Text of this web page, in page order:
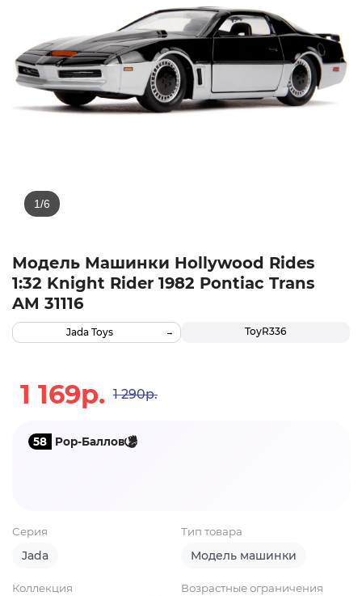
Модель Машинки Hollywood Rides
1:32 Knight Rider 1982 Pontiac Trans
AM 31116
ТоуR336
Jada Toys
1 169р. 1 290р.
58 Pop-Баллов
Серия
Jada
Тип товара
Модель машинки
Коллекция Возрастные ограничения